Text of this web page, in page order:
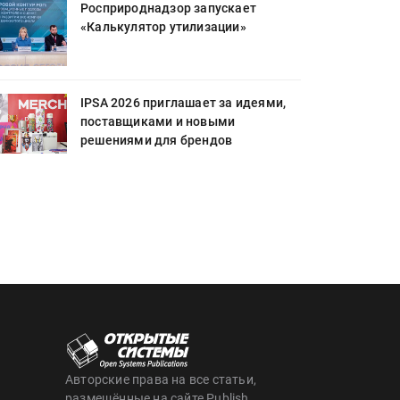
Росприроднадзор запускает
«Калькулятор утилизации»
IPSA 2026 приглашает за идеями,
поставщиками и новыми
решениями для брендов
Авторские права на все статьи,